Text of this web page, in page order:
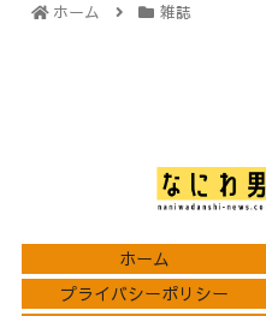
ホーム 雑誌
ホーム
プライバシーポリシー